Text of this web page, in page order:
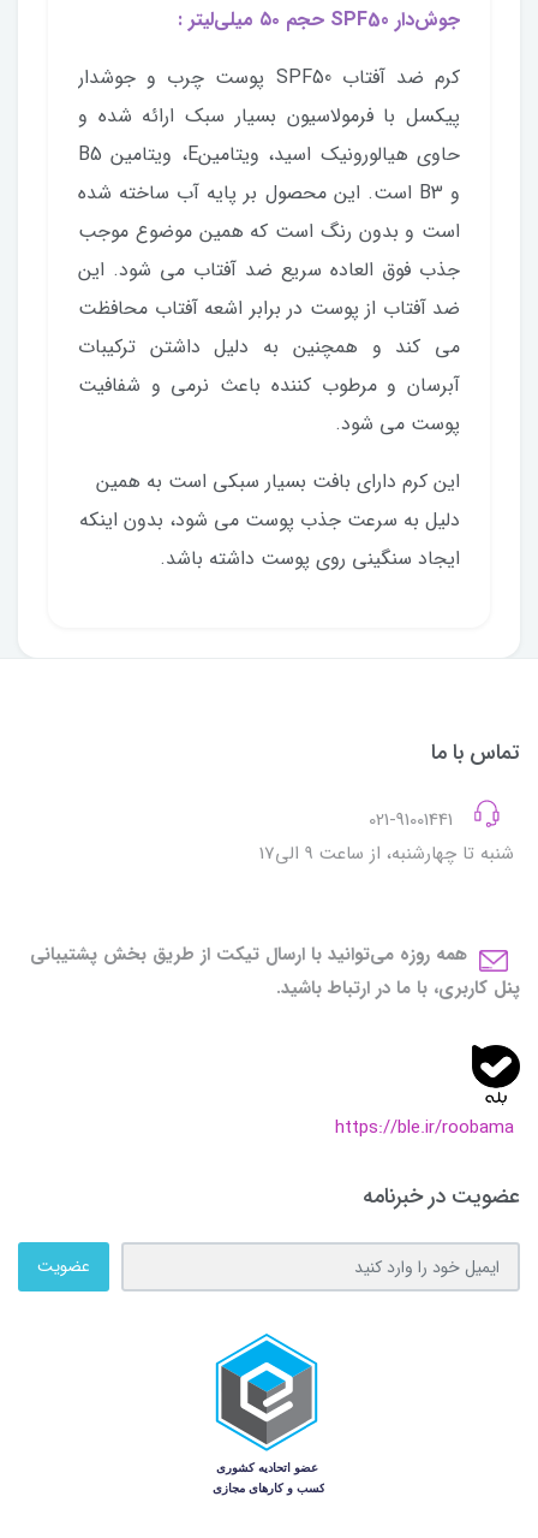
جوش‌دار SPF50 حجم ۵۰ میلی‌لیتر :
کرم ضد آفتاب SPF50 پوست چرب و جوشدار
پیکسل با فرمولاسیون بسیار سبک ارائه شده و
حاوی هیالورونیک اسید، ویتامینE، ویتامین B5
و B3 است. این محصول بر پایه آب ساخته شده
است و بدون رنگ است که همین موضوع موجب
جذب فوق العاده سریع ضد آفتاب می شود. این
ضد آفتاب از پوست در برابر اشعه آفتاب محافظت
می کند و همچنین به دلیل داشتن ترکیبات
آبرسان و مرطوب کننده باعث نرمی و شفافیت
پوست می شود.
این کرم دارای بافت بسیار سبکی است به همین
دلیل به سرعت جذب پوست می شود، بدون اینکه
ایجاد سنگینی روی پوست داشته باشد.
تماس با ما
شنبه تا چهارشنبه، از ساعت 9 الی17
همه روزه می‌توانید با ارسال تیکت از طریق بخش پشتیبانی
پنل کاربری، با ما در ارتباط باشید.
https://ble.ir/roobama
عضویت در خبرنامه
عضویت